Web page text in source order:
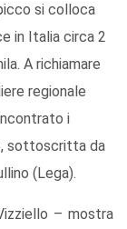
si colloca
in Italia circa 2
A richiamare
regionale
i
sottoscritta da
(Lega).
– mostra